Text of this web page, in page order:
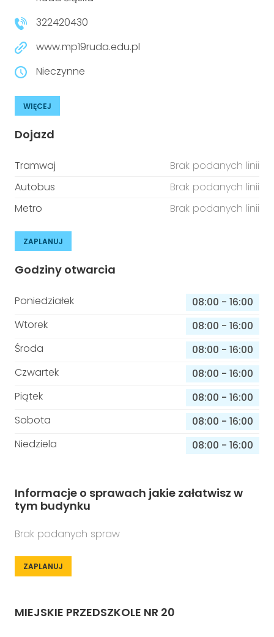
Prawo
Prawa osób z niepełnosprawnościami
Aktualności
322420430
www.mp19ruda.edu.pl
Nieczynne
WIĘCEJ
Dojazd
Tramwaj
Brak podanych linii
Autobus
Brak podanych linii
Metro
Brak podanych linii
ZAPLANUJ
Godziny otwarcia
Poniedziałek 08:00 - 16:00
Wtorek
08:00 - 16:00
Środa
08:00 - 16:00
Czwartek
08:00 - 16:00
Piątek
08:00 - 16:00
Sobota
08:00 - 16:00
Niedziela
08:00 - 16:00
Informacje o sprawach jakie załatwisz w
tym budynku
Brak podanych spraw
ZAPLANUJ
MIEJSKIE PRZEDSZKOLE NR 20